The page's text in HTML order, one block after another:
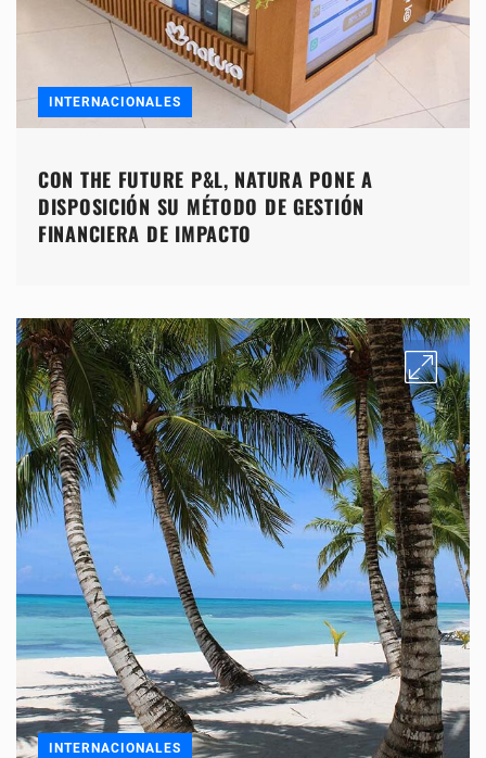
INTERNACIONALES
CON THE FUTURE P&L, NATURA PONE A
DISPOSICIÓN SU MÉTODO DE GESTIÓN
FINANCIERA DE IMPACTO
INTERNACIONALES